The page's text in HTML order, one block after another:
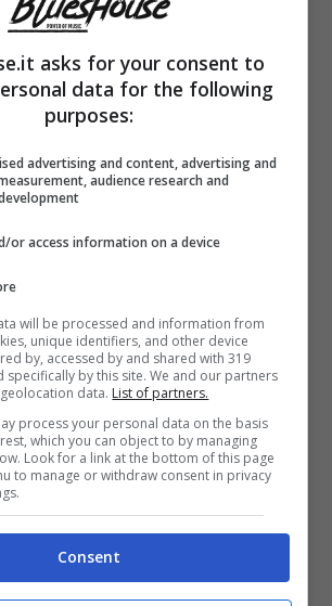
iniziali di “Supersex”, tra i
Siffredi se ne distingue uno
Parliamo del fratello minore
epiletticomanifestatosi già
e peggiorato in seguito ad una
presa in testa” quando aveva
anni.
ciò nonostante, non si fa
all’epilessia di cui soffriva il
All’opposto, l’unico
i protagonisti di “Supersex”
proprio ilcolpo inferto al
alcuni coetanei.
asks for your consent to
data for the following
purposes:
advertising and content, advertising and
audience research and
or access information on a device
will be processed and information from
unique identifiers, and other device
by, accessed by and shared with 319
specifically by this site. We and our partners
data. List of partners.
process your personal data on the basis
which you can object to by managing
Look for a link at the bottom of this page
to manage or withdraw consent in privacy
Consent